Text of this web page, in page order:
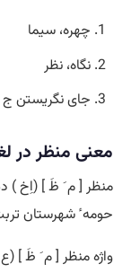
چهره، سیما
نگاه، نظر
جای نگریستن ج
معنی منظر در
منظر [ م َ ظَ ] (اِخ )
حومه ٔ شهرستان تربت
واژه منظر [ م َ ظَ ] (ع